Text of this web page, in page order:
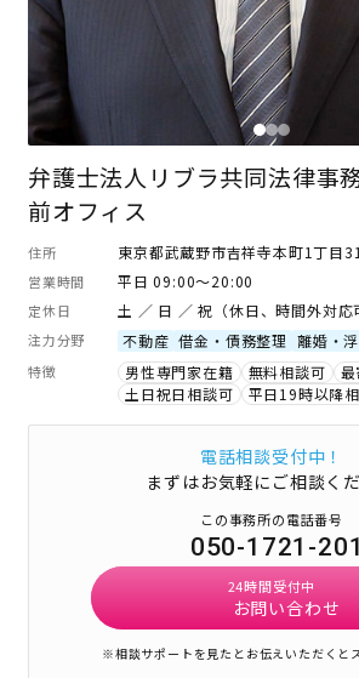
弁護士法人リブラ共同法律
前オフィス
住所 東京都武蔵野市吉祥寺本町1丁目
営業時間 平日 09:00～20:00
定休日 土 ／ 日 ／ 祝（休日、時間外対応
注力分野 不動産 借金・債務整理 離婚・
特徴 男性専門家在籍 無料相談可
土日祝日相談可
平日19時以降
電話相談受付中！
まずはお気軽にご相談く
この事務所の電話番号
050-1721-
24時間受付中
お問い合わせ
※相談サポートを見たとお伝えいただくと